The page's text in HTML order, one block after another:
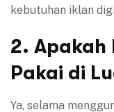
kebutuhan iklan
2. Apakah
Pakai di
Ya, selama